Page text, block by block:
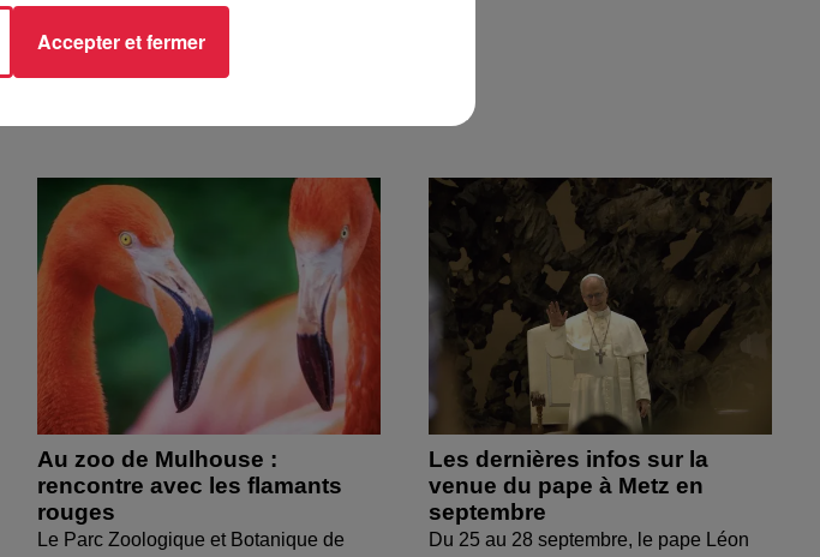
Au zoo de Mulhouse :
rencontre avec les flamants
rouges
Le Parc Zoologique et Botanique de
Les dernières infos sur la
venue du pape à Metz en
septembre
Du 25 au 28 septembre, le pape Léon
Accepter et fermer